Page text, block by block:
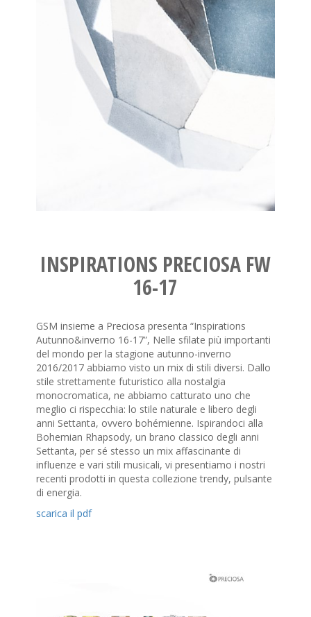
INSPIRATIONS PRECIOSA FW
16-17
GSM insieme a Preciosa presenta “Inspirations
Autunno&inverno 16-17”, Nelle sfilate più importanti
del mondo per la stagione autunno-inverno
2016/2017 abbiamo visto un mix di stili diversi. Dallo
stile strettamente futuristico alla nostalgia
monocromatica, ne abbiamo catturato uno che
meglio ci rispecchia: lo stile naturale e libero degli
anni Settanta, ovvero bohémienne. Ispirandoci alla
Bohemian Rhapsody, un brano classico degli anni
Settanta, per sé stesso un mix affascinante di
influenze e vari stili musicali, vi presentiamo i nostri
recenti prodotti in questa collezione trendy, pulsante
di energia.
scarica il pdf